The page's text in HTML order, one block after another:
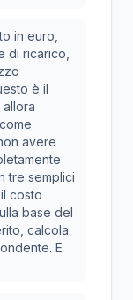
in euro,
di ricarico,
è il
avere
tre semplici
costo
base del
calcola
E